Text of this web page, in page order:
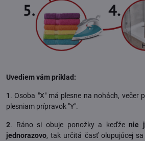
Uvediem vám príklad:
1. Osoba "X" má plesne na nohách, večer
plesniam prípravok "Y".
2. Ráno si obuje ponožky a keďženie
jednorazovo, tak určitá časť olupujúcej